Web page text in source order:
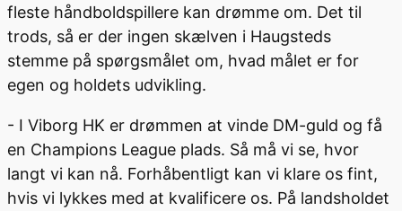
fleste håndboldspillere kan drømme om. Det til
trods, så er der ingen skælven i Haugsteds
stemme på spørgsmålet om, hvad målet er for
egen og holdets udvikling.
- I Viborg HK er drømmen at vinde DM-guld og få
en Champions League plads. Så må vi se, hvor
langt vi kan nå. Forhåbentligt kan vi klare os fint,
hvis vi lykkes med at kvalificere os. På landsholdet